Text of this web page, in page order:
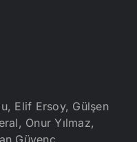
Elif Ersoy, Gülşen
Onur Yılmaz,